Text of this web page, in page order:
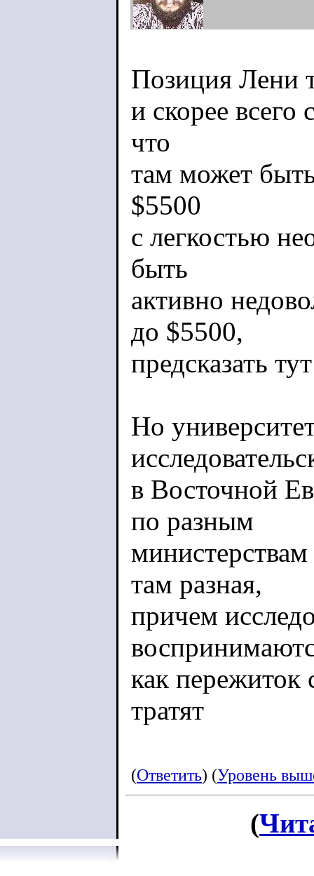
Позиция Лени
и скорее всего
что
там может
$5500
с легкостью
быть
активно
до $5500,
предсказать
Но
в Восточной
по разным
там разная,
причем
как пережиток
тратят
(Ответить) (Уровень
(